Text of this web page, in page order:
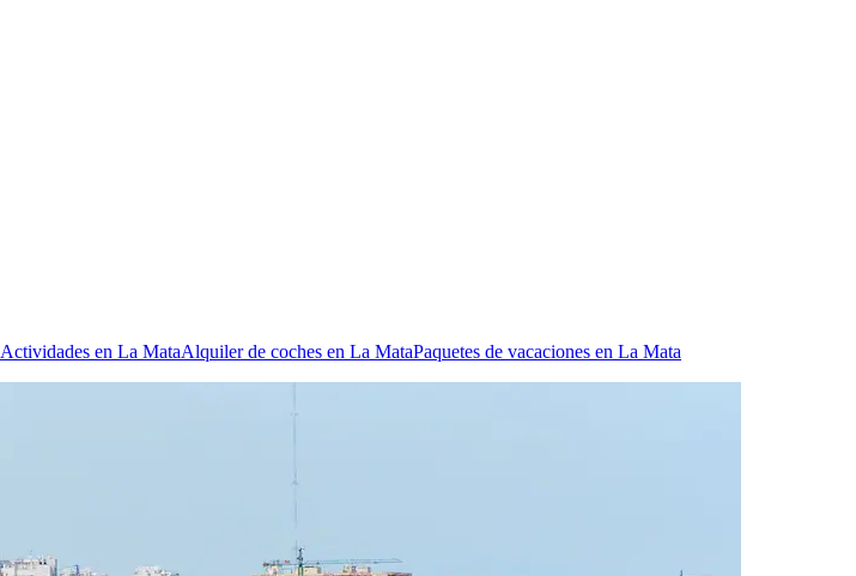
Actividades en La MataAlquiler de coches en La MataPaquetes de vacaciones en La Mata